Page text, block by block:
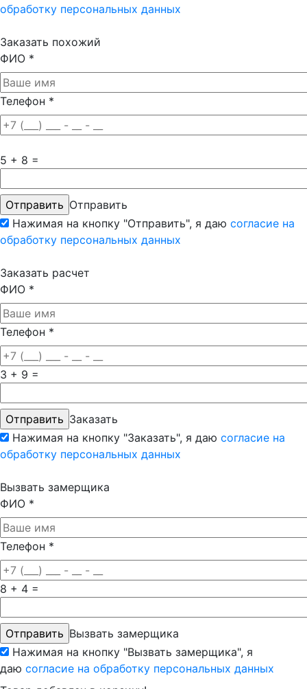
обработку персональных данных
Заказать похожий
ФИО *
Телефон *
5 + 8 =
Отправить
Нажимая на кнопку "Отправить", я даю согласие на
обработку персональных данных
Заказать расчет
ФИО *
Телефон *
3 + 9 =
Заказать
Нажимая на кнопку "Заказать", я даю согласие на
обработку персональных данных
Вызвать замерщика
ФИО *
Телефон *
8 + 4 =
Вызвать замерщика
Нажимая на кнопку "Вызвать замерщика", я
даю согласие на обработку персональных данных